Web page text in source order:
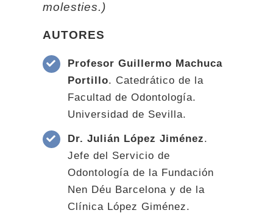
molesties.)
AUTORES
Profesor Guillermo Machuca
Portillo. Catedrático de la
Facultad de Odontología.
Universidad de Sevilla.
Dr. Julián López Jiménez.
Jefe del Servicio de
Odontología de la Fundación
Nen Déu Barcelona y de la
Clínica López Giménez.